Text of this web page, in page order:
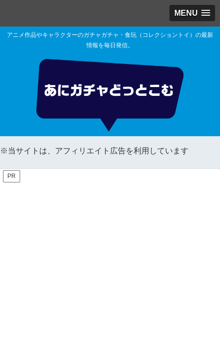
MENU
アニメ作品やキャラクターのガチャガチャ・食玩（コレクショントイ）の最新
情報を毎日発信。
※当サイトは、アフィリエイト広告を利用しています
PR